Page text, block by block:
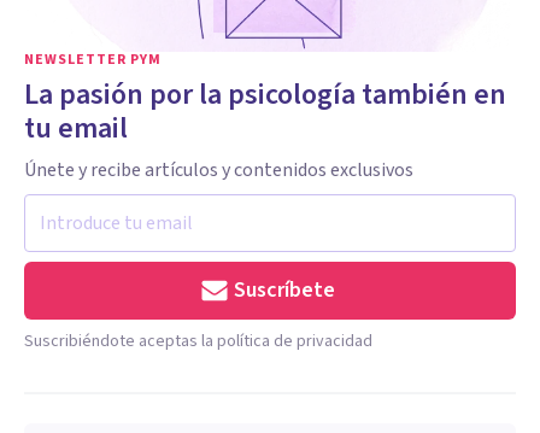
NEWSLETTER PYM
La pasión por la psicología también en
tu email
Únete y recibe artículos y contenidos exclusivos
Suscríbete
Suscribiéndote aceptas la política de privacidad